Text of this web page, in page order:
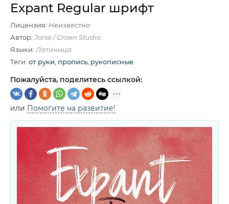
Expant Regular шрифт
Лицензия: Неизвестно
Автор:Jorse / Groen Studio
Языки: Латиница
Теги: от руки пропись рукописные
Пожалуйста, поделитесь ссылкой:
или Помогите на развитие!